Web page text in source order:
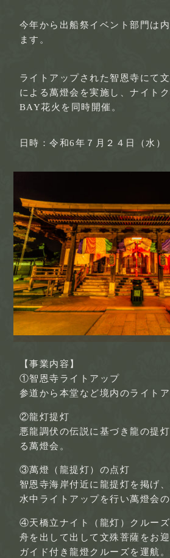
今年から出船祭イベント部門は
ます。
ライトアップされた智恩寺にて
による萬燈会を実施し、ナイト
BAY花火を同時開催。
日時：令和6年７月２４日（水）
【事業内容】
①智恩寺ライトアップ
参道から本堂など境内のライトア
②龍灯提灯
悪龍調伏の伝説に基づき龍の提
る萬燈会。
③萬燈（龍提灯）の点灯
智恩寺海岸付近に龍提灯を掲げ
水中ライトアップを行い萬燈会の
④天橋立ナイト（龍灯）クルー
舟を出して出して文殊菩薩をお
ガイド付き龍燈クルーズを運航